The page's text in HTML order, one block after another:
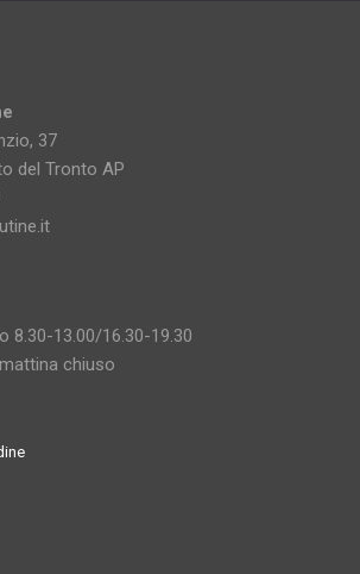
37
del Tronto AP
8.30-13.00/16.30-19.30
chiuso